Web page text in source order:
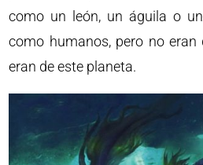
como un león, un águila o
como humanos, pero no
eran de este planeta.